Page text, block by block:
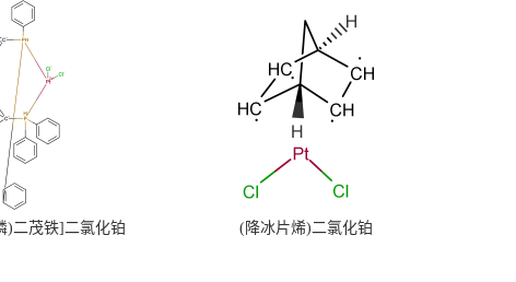
)二茂铁]二氯化铂 (降冰片烯)二氯化铂